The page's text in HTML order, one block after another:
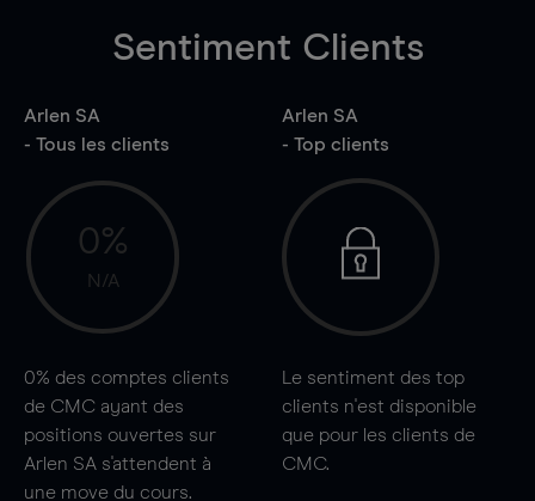
Sentiment Clients
Arlen SA
- Tous les clients
0%
N/A
0% des comptes clients
de CMC ayant des
positions ouvertes sur
Arlen SA s'attendent à
une move du cours.
Arlen SA
- Top clients
Le sentiment des top
clients n'est disponible
que pour les clients de
CMC.